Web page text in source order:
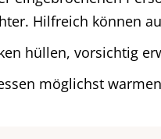
Hilfreich können
hüllen, vorsichtig
möglichst